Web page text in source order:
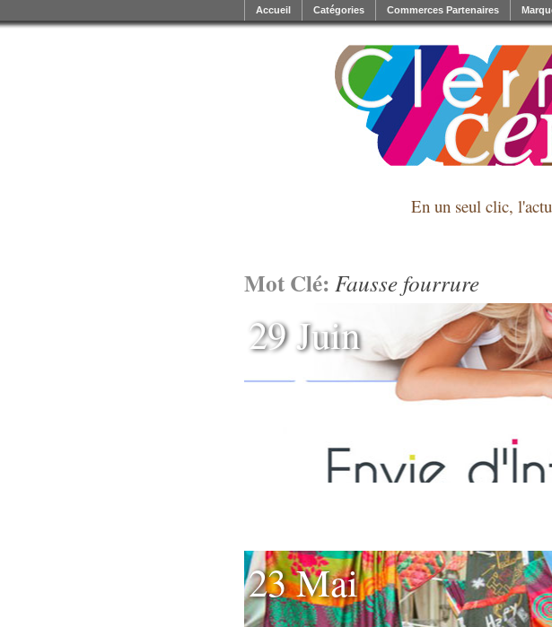
En un seul clic,
Accueil Catégories Commerces Partenaires
Mot Clé: Fausse fourrure
29 Juin
23 Mai